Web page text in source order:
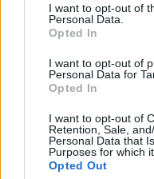
I want to opt-out of
Personal Data.
Opted In
I want to opt-out of
Personal Data for
Opted In
I want to opt-out of
Retention, Sale,
Personal Data that
Purposes for which
Opted Out